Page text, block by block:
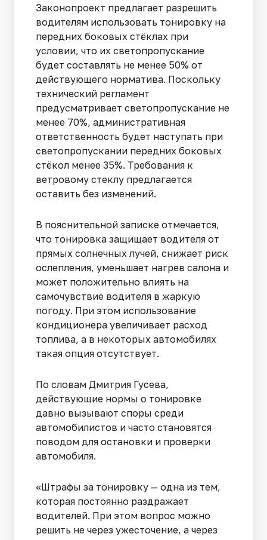
Законопроект предлагает разрешить
водителям использовать тонировку на
передних боковых стёклах при
условии, что их светопропускание
будет составлять не менее 50% от
действующего норматива. Поскольку
технический регламент
предусматривает светопропускание не
менее 70%, административная
ответственность будет наступать при
светопропускании передних боковых
стёкол менее 35%. Требования к
ветровому стеклу предлагается
оставить без изменений.
В пояснительной записке отмечается,
что тонировка защищает водителя от
прямых солнечных лучей, снижает риск
ослепления, уменьшает нагрев салона и
может положительно влиять на
самочувствие водителя в жаркую
погоду. При этом использование
кондиционера увеличивает расход
топлива, а в некоторых автомобилях
такая опция отсутствует.
По словам Дмитрия Гусева,
действующие нормы о тонировке
давно вызывают споры среди
автомобилистов и часто становятся
поводом для остановки и проверки
автомобиля.
«Штрафы за тонировку — одна из тем,
которая постоянно раздражает
водителей. При этом вопрос можно
решить не через ужесточение, а через